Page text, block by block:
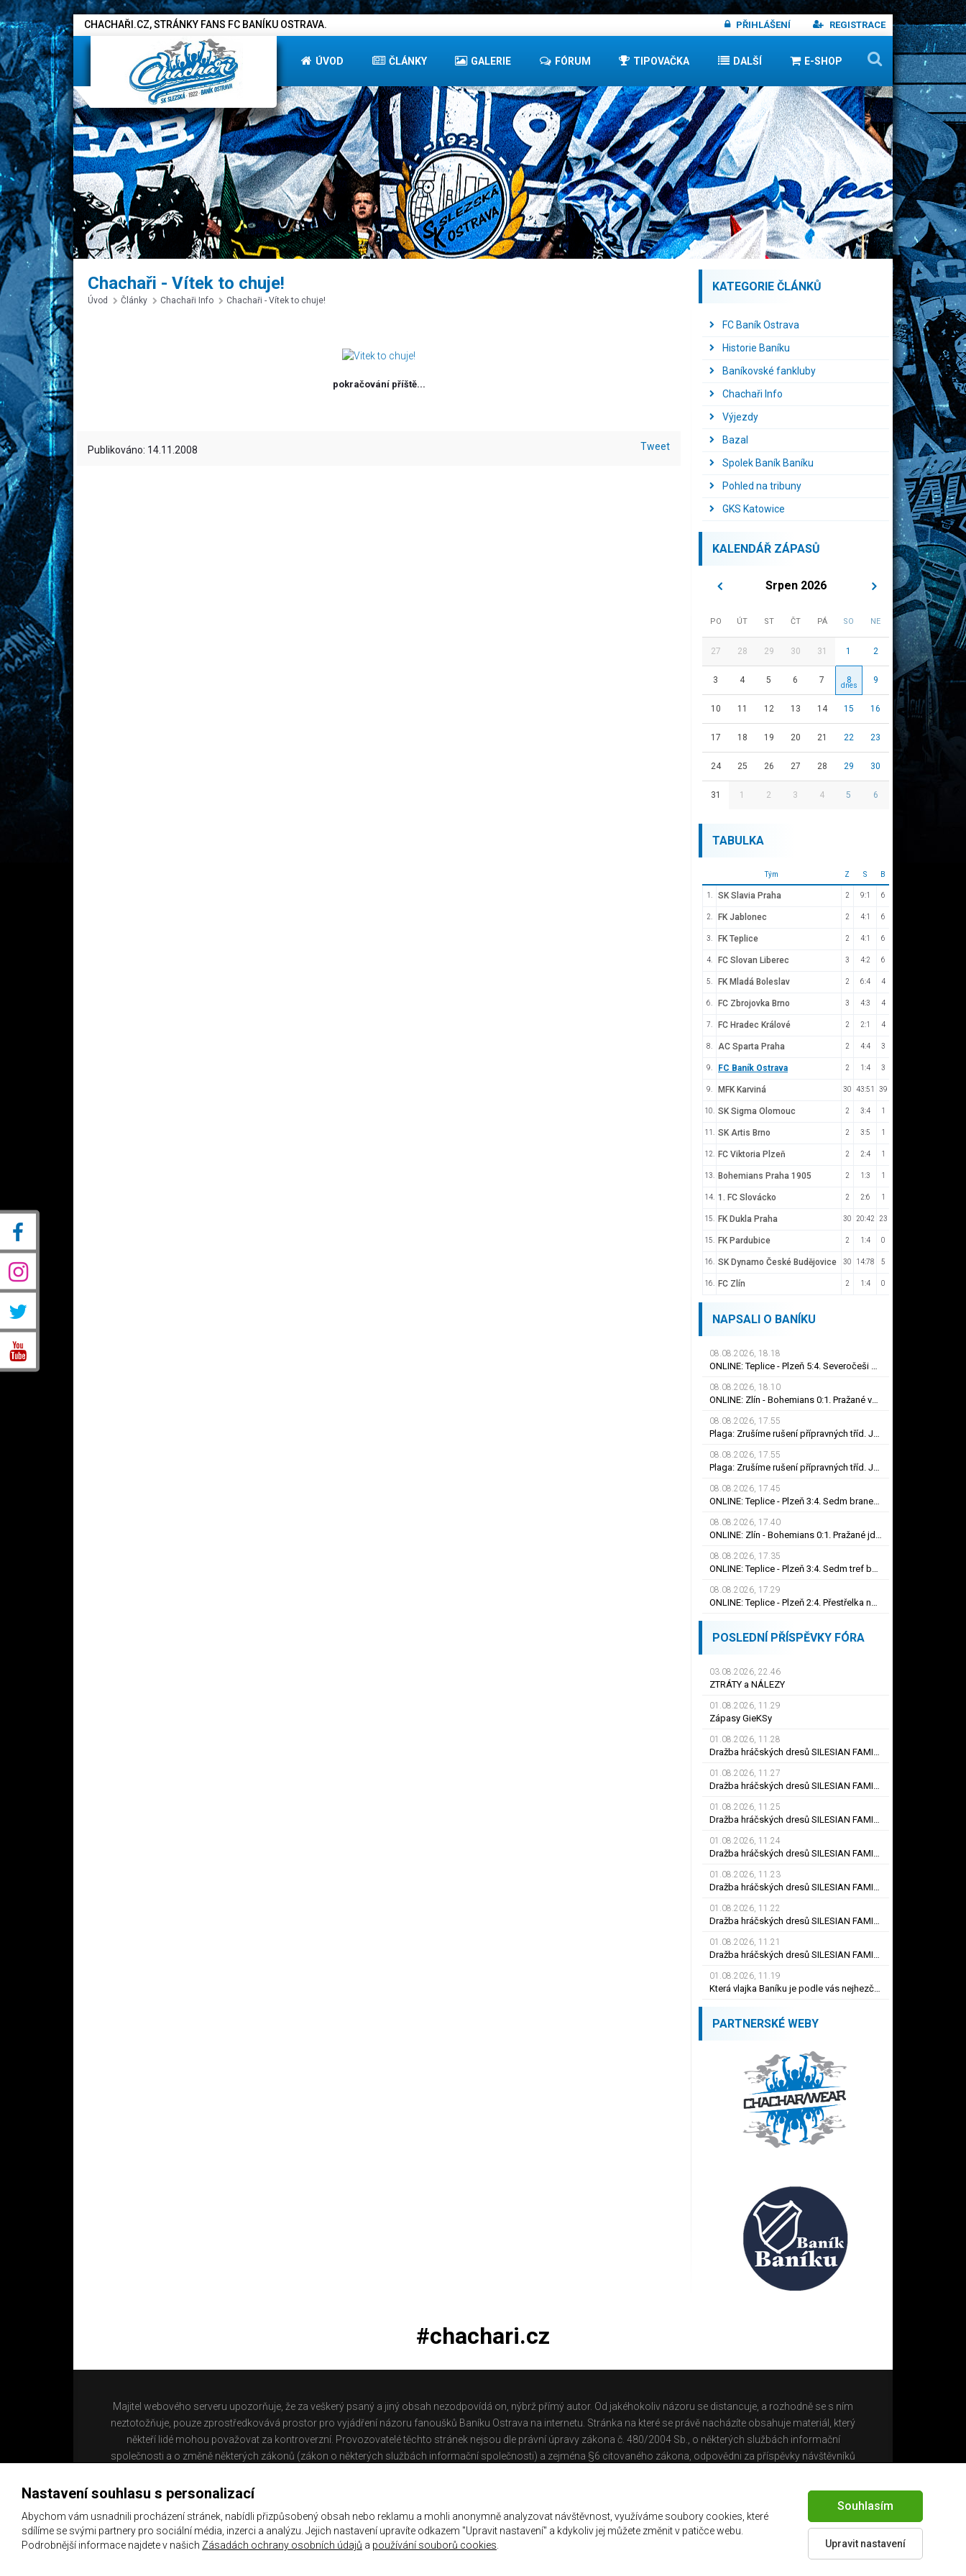
CHACHAŘI.CZ, STRÁNKY FANS FC BANÍKU OSTRAVA. PŘIHLÁŠENÍ REGISTRACE
ÚVOD ČLÁNKY GALERIE FÓRUM TIPOVAČKA DALŠÍ E-SHOP
Chachaři - Vítek to chuje!
Úvod Články Chachaři Info Chachaři - Vítek to chuje!
pokračování příště...
Publikováno: 14.11.2008 Tweet
KATEGORIE ČLÁNKŮ
FC Baník Ostrava
Historie Baníku
Baníkovské fankluby
Chachaři Info
Výjezdy
Bazal
Spolek Baník Baníku
Pohled na tribuny
GKS Katowice
KALENDÁŘ ZÁPASŮ
Srpen 2026
PO ÚT ST ČT PÁ SO NE
27 28 29 30 31 1 2
3 4 5 6 7 8 9
10 11 12 13 14 15 16
17 18 19 20 21 22 23
24 25 26 27 28 29 30
31 1 2 3 4 5 6
TABULKA
Tým Z S B
1. SK Slavia Praha 2 9:1 6
2. FK Jablonec 2 4:1 6
3. FK Teplice 2 4:1 6
4. FC Slovan Liberec 3 4:2 6
5. FK Mladá Boleslav 2 6:4 4
6. FC Zbrojovka Brno 3 4:3 4
7. FC Hradec Králové 2 2:1 4
8. AC Sparta Praha 2 4:4 3
9. FC Baník Ostrava 2 1:4 3
9. MFK Karviná 30 43:51 39
10. SK Sigma Olomouc 2 3:4 1
11. SK Artis Brno 2 3:5 1
12. FC Viktoria Plzeň 2 2:4 1
13. Bohemians Praha 1905 2 1:3 1
14. 1. FC Slovácko 2 2:6 1
15. FK Dukla Praha 30 20:42 23
15. FK Pardubice 2 1:4 0
16. SK Dynamo České Budějovice 30 14:78 5
16. FC Zlín 2 1:4 0
NAPSALI O BANÍKU
08.08.2026, 18.18
ONLINE: Teplice - Plzeň 5:4. Severočeši otáčejí skóre! Zpoza vápna se prosadil Fortelný
08.08.2026, 18.10
ONLINE: Zlín - Bohemians 0:1. Pražané vedou. Mirvald zaznamenal premiérovou trefu v lize
08.08.2026, 17.55
Plaga: Zrušíme rušení přípravných tříd. Jak v Pyšné princezně, žasnou učitelé
08.08.2026, 17.55
Plaga: Zrušíme rušení přípravných tříd. Jak v Pyšné princezně, žasnou učitelé
08.08.2026, 17.45
ONLINE: Teplice - Plzeň 3:4. Sedm branek v prvním poločase je vyrovnaný rekord české ligy
08.08.2026, 17.40
ONLINE: Zlín - Bohemians 0:1. Pražané jdou do vedení! Mirvald zaznamenal první trefu v lize
08.08.2026, 17.35
ONLINE: Teplice - Plzeň 3:4. Sedm tref během pětatřiceti minut! Na rozdíl gólu snižuje Čermák
08.08.2026, 17.29
ONLINE: Teplice - Plzeň 2:4. Přestřelka na severu Čech pokračuje! Šest gólů během půl hodiny
POSLEDNÍ PŘÍSPĚVKY FÓRA
03.08.2026, 22.46
ZTRÁTY a NÁLEZY
01.08.2026, 11.29
Zápasy GieKSy
01.08.2026, 11.28
Dražba hráčských dresů SILESIAN FAMILY - #25 Robert SADOWSKI
01.08.2026, 11.27
Dražba hráčských dresů SILESIAN FAMILY - #22
01.08.2026, 11.25
Dražba hráčských dresů SILESIAN FAMILY - #6
01.08.2026, 11.24
Dražba hráčských dresů SILESIAN FAMILY - #21 Jiří KLÍMA
01.08.2026, 11.23
Dražba hráčských dresů SILESIAN FAMILY - #19 Dyjan Carlos de AZEVEDO
01.08.2026, 11.22
Dražba hráčských dresů SILESIAN FAMILY - #5 Adam JÁNOŠ
01.08.2026, 11.21
Dražba hráčských dresů SILESIAN FAMILY - #1 Viktor BUDÍNSKÝ
01.08.2026, 11.19
Která vlajka Baníku je podle vás nejhezčí ?
PARTNERSKÉ WEBY
#chachari.cz
Majitel webového serveru upozorňuje, že za veškerý psaný a jiný obsah nezodpovídá on, nýbrž přímý autor. Od jakéhokoliv názoru se distancuje, a rozhodně se s ním
neztotožňuje, pouze zprostředkovává prostor pro vyjádření názoru fanoušků Baníku Ostrava na internetu. Stránka na které se právě nacházíte obsahuje materiál, který
někteří lidé mohou považovat za kontroverzní. Provozovatelé těchto stránek nejsou dle právní úpravy zákona č. 480/2004 Sb., o některých službách informační
společnosti a o změně některých zákonů (zákon o některých službách informační společnosti) a zejména §6 citovaného zákona, odpovědni za příspěvky návštěvníků
Created by
Nastavení souhlasu s personalizací
Abychom vám usnadnili procházení stránek, nabídli přizpůsobený obsah nebo reklamu a mohli anonymně analyzovat návštěvnost, využíváme soubory cookies, které
sdílíme se svými partnery pro sociální média, inzerci a analýzu. Jejich nastavení upravíte odkazem "Upravit nastavení" a kdykoliv jej můžete změnit v patičce webu.
Podrobnější informace najdete v našich Zásadách ochrany osobních údajů a používání souborů cookies
Souhlasím
Upravit nastavení